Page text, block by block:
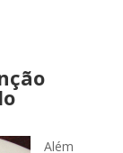
Além